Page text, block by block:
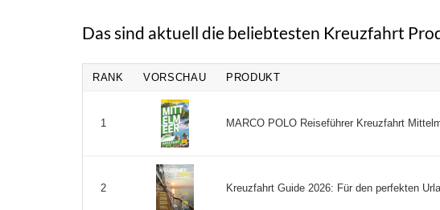
Das sind aktuell die beliebtesten Kreuzfahrt
RANK VORSCHAU PRODUKT
1 MARCO POLO Reiseführer Kreuzfahrt
2 Kreuzfahrt Guide 2026: Für den perfekten